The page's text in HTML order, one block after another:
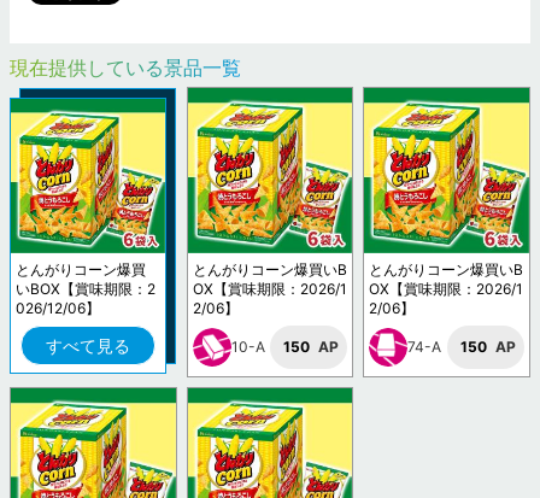
現在提供している景品一覧
とんがりコーン爆買
いBOX【賞味期限：2
026/12/06】
すべて見る
とんがりコーン爆買いB
OX【賞味期限：2026/1
2/06】
10-A 150 AP
とんがりコーン爆買いB
OX【賞味期限：2026/1
2/06】
74-A 150 AP